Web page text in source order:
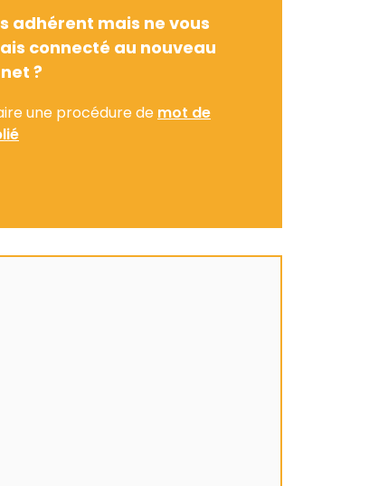
adhérent mais ne vous
connecté au nouveau
?
une procédure de mot de